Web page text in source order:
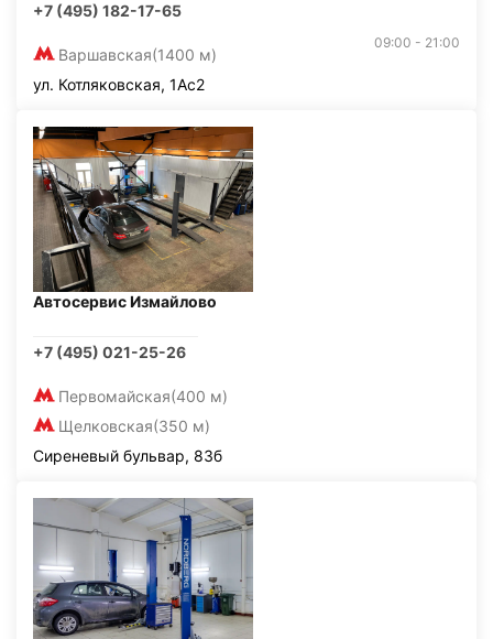
+7 (495) 182-17-65
Варшавская(1400 м)
09:00 - 21:00
ул. Котляковская, 1Ас2
Автосервис Измайлово
+7 (495) 021-25-26
Первомайская(400 м)
Щелковская(350 м)
Сиреневый бульвар, 83б